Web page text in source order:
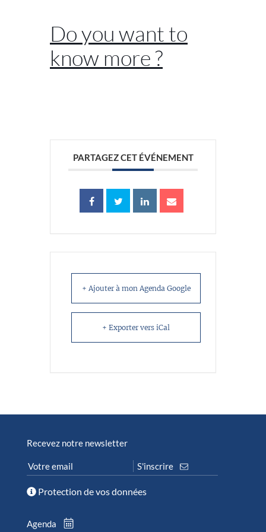
Do you want to
know more ?
PARTAGEZ CET ÉVÉNEMENT
+ Ajouter à mon Agenda Google
+ Exporter vers iCal
Recevez notre newsletter
Protection de vos données
Agenda